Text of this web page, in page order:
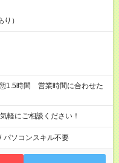
）
軽にご相談ください！
/ パソコンスキル不要